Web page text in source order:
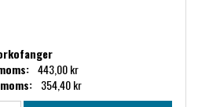
443,00 kr
354,40 kr